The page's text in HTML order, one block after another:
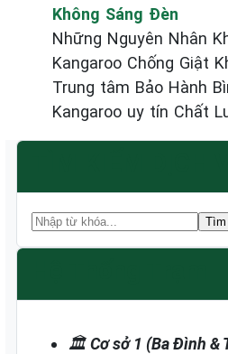
Không Sáng Đèn
Những Nguyên Nhân
Kangaroo Chống Giật
Trung tâm Bảo Hành
Kangaroo uy tín Chất
Tìm
🏛️Cơ sở 1 (Ba Đình &